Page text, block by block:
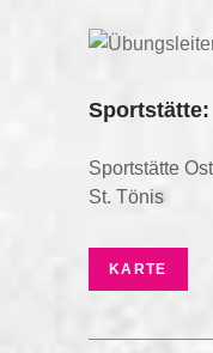
Sportstätte:
Sportstätte
St. Tönis
KARTE